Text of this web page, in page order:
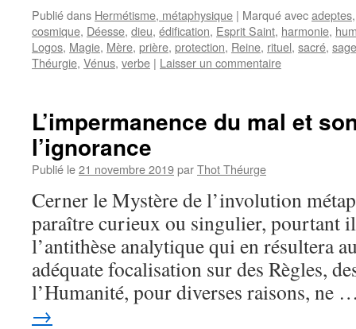
Publié dans Hermétisme, métaphysique | Marqué avecadeptes
cosmique, Déesse, dieu, édification, Esprit Saint, harmonie,
Logos, Magie, Mère, prière, protection, Reine, rituel, sacré,
Théurgie, Vénus, verbe | Laisser un commentaire
L’impermanence du mal et
l’ignorance
Publié le21 novembre 2019parThot Théurge
Cerner le Mystère de l’involution
paraître curieux ou singulier, pourtant
l’antithèse analytique qui en résultera
adéquate focalisation sur des Règles,
l’Humanité, pour diverses raisons, ne
→